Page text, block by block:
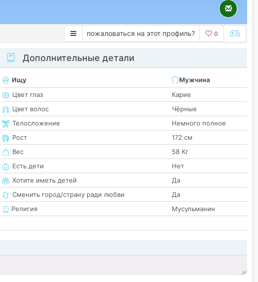
пожаловаться на этот профиль? 0
Дополнительные детали
Ищу
Мужчина
Цвет глаз
Карие
Цвет волос
Чёрные
Телосложение
Немного полное
Рост
172 см
Вес
58 Кг
Есть дети
Нет
Хотите иметь детей
Да
Сменить город/страну ради любви
Да
Религия
Мусульманин